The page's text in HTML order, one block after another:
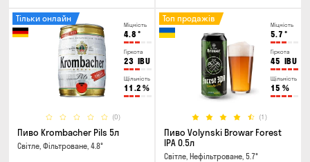
Міцність
4.8 °
Гіркота
23 IBU
Щільність
11.2 %
(0)
Тільки онлайн
Пиво Krombacher Pils 5л
Світле, Фільтроване, 4.8°
Міцність
5.7 °
Гіркота
45 IBU
Щільність
15 %
(1)
Топ продажів
Пиво Volynski Browar Forest
IPA 0.5л
Світле, Нефільтроване, 5.7°